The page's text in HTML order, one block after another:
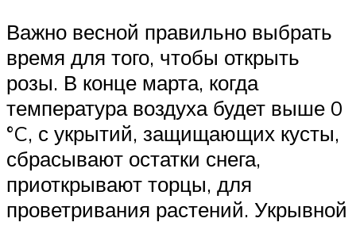
Важно весной правильно выбрать
время для того, чтобы открыть
розы. В конце марта, когда
температура воздуха будет выше 0
°C, с укрытий, защищающих кусты,
сбрасывают остатки снега,
приоткрывают торцы, для
проветривания растений. Укрывной